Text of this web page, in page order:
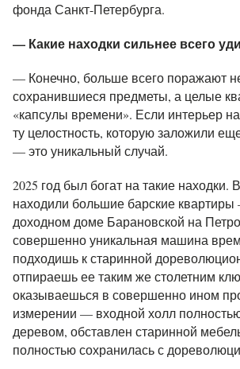
фонда Санкт-Петербурга.
— Какие находки сильнее всего
— Конечно, больше всего поражают
сохранившиеся предметы, а целые
«капсулы времени». Если интерьер
ту целостность, которую заложили
— это уникальный случай.
2025 год был богат на такие находки.
находили большие барские
доходном доме Барановской на
совершенно уникальная машина
подходишь к старинной
отпираешь ее таким же столетним
оказываешься в совершенно ином
измерении — входной холл
деревом, обставлен старинной
полностью сохранилась с